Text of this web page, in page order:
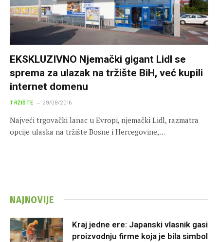
EKSKLUZIVNO Njemački gigant Lidl se
sprema za ulazak na tržište BiH, već kupili
internet domenu
TRŽIŠTE 29/08/2016
Najveći trgovački lanac u Evropi, njemački Lidl, razmatra
opcije ulaska na tržište Bosne i Hercegovine,…
NAJNOVIJE
Kraj jedne ere: Japanski vlasnik gasi
proizvodnju firme koja je bila simbol